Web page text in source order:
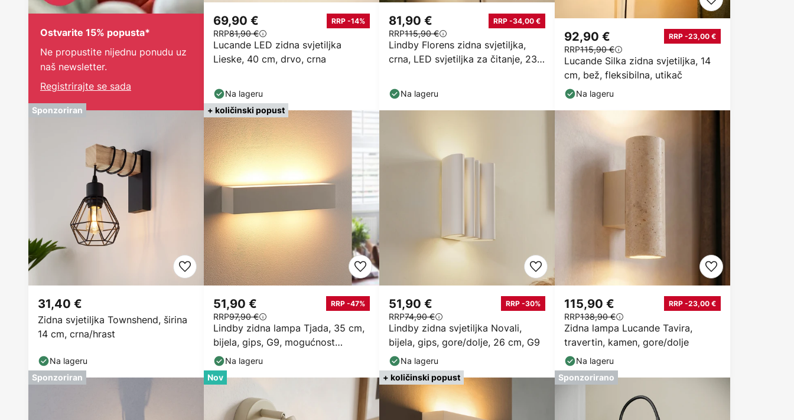
Ostvarite 15% popusta*
Ne propustite nijednu ponudu uz
naš newsletter.
Registrirajte se sada
Lucande LED zidna svjetiljka
Lieske, 40 cm, drvo, crna
69,90 € RRP -14%
RRP81,90 €
Na lageru
Lindby Florens zidna svjetiljka,
crna, LED svjetiljka za čitanje, 23,5
81,90 € RRP -34,00 €
RRP115,90 €
Na lageru
Lucande Silka zidna svjetiljka, 14
cm, bež, fleksibilna, utikač
92,90 € RRP -23,00 €
RRP115,90 €
Na lageru
Sponzoriran
Zidna svjetiljka Townshend, širina
14 cm, crna/hrast
31,40 €
Na lageru
+ količinski popust
Lindby zidna lampa Tjada, 35 cm,
bijela, gips, G9, mogućnost
bojanja
51,90 € RRP -47%
RRP97,90 €
Na lageru
Lindby zidna svjetiljka Novali,
bijela, gips, gore/dolje, 26 cm, G9
51,90 € RRP -30%
RRP74,90 €
Na lageru
Zidna lampa Lucande Tavira,
travertin, kamen, gore/dolje
115,90 € RRP -23,00 €
RRP138,90 €
Na lageru
Sponzoriran Nov + količinski popust Sponzorirano